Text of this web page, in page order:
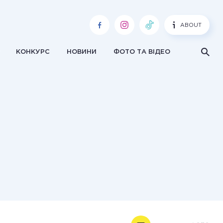
ABOUT
КОНКУРС НОВИНИ ФОТО ТА ВІДЕО